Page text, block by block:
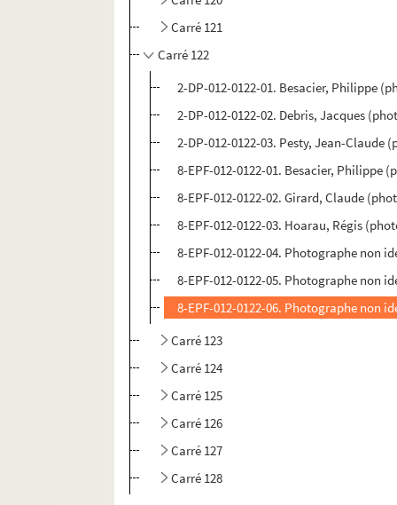
Carré 121
Carré 122
2-DP-012-0122-01. Besacier, Philippe
2-DP-012-0122-02. Debris, Jacques
2-DP-012-0122-03. Pesty, Jean-Claude
8-EPF-012-0122-01. Besacier, Philippe
8-EPF-012-0122-02. Girard, Claude
8-EPF-012-0122-03. Hoarau, Régis
8-EPF-012-0122-04. Photographe non
8-EPF-012-0122-05. Photographe non
8-EPF-012-0122-06. Photographe non
Carré 123
Carré 124
Carré 125
Carré 126
Carré 127
Carré 128